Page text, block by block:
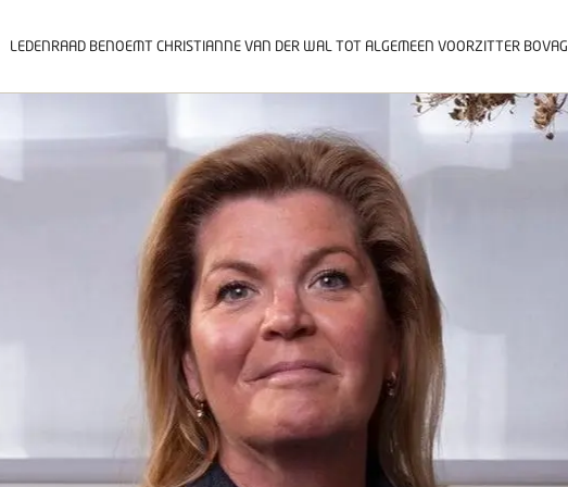
LEDENRAAD BENOEMT CHRISTIANNE VAN DER WAL TOT ALGEMEEN VOORZITTER BOVAG